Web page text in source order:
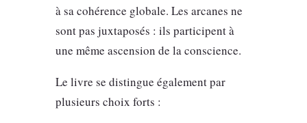
à sa cohérence globale. Les arcanes ne
sont pas juxtaposés : ils participent à
une même ascension de la conscience.
Le livre se distingue également par
plusieurs choix forts :